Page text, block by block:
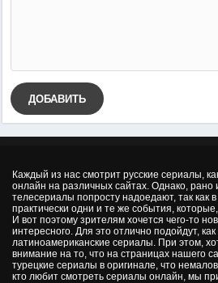
ДОБАВИТЬ
Каждый из нас смотрит русские сериалы,
онлайн на различных сайтах. Однако, рано
телесериалы попросту надоедают, так как
практически одни и те же события, которые,
И вот поэтому зрителям хочется чего-то
интересного. Для это отлично подойдут,
латиноамериканские сериалы. При этом,
внимание на то, что на страницах нашего
турецкие сериалы в оригинале, что
кто любит смотреть сериалы онлайн, мы